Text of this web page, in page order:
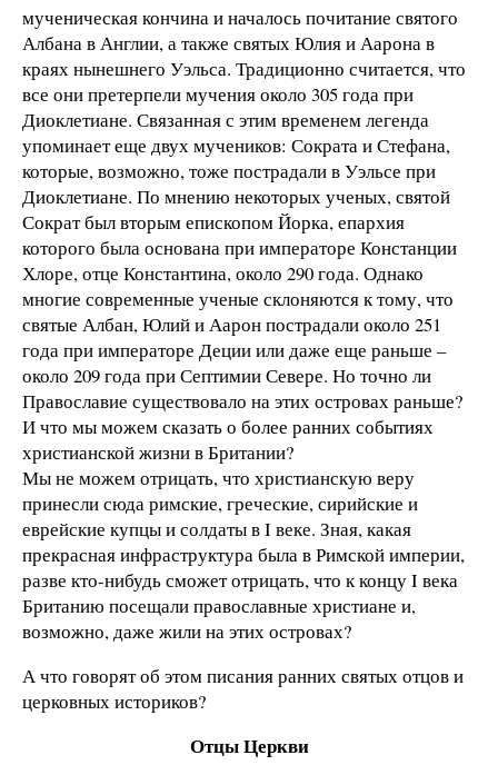
мученическая кончина и началось почитание святого
Албана в Англии, а также святых Юлия и Аарона в
краях нынешнего Уэльса. Традиционно считается, что
все они претерпели мучения около 305 года при
Диоклетиане. Связанная с этим временем легенда
упоминает еще двух мучеников: Сократа и Стефана,
которые, возможно, тоже пострадали в Уэльсе при
Диоклетиане. По мнению некоторых ученых, святой
Сократ был вторым епископом Йорка, епархия
которого была основана при императоре Констанции
Хлоре, отце Константина, около 290 года. Однако
многие современные ученые склоняются к тому, что
святые Албан, Юлий и Аарон пострадали около 251
года при императоре Деции или даже еще раньше –
около 209 года при Септимии Севере. Но точно ли
Православие существовало на этих островах раньше?
И что мы можем сказать о более ранних событиях
христианской жизни в Британии?
Мы не можем отрицать, что христианскую веру
принесли сюда римские, греческие, сирийские и
еврейские купцы и солдаты в I веке. Зная, какая
прекрасная инфраструктура была в Римской империи,
разве кто-нибудь сможет отрицать, что к концу I века
Британию посещали православные христиане и,
возможно, даже жили на этих островах?
А что говорят об этом писания ранних святых отцов и
церковных историков?
Отцы Церкви